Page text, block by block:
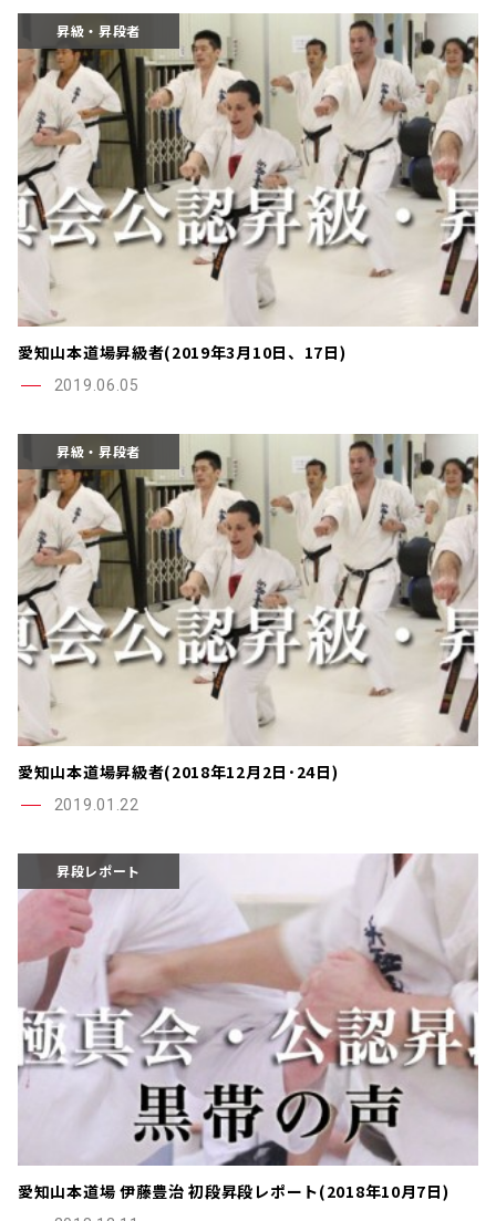
昇級・昇段者
愛知山本道場昇級者(2019年3月10日、17日)
2019.06.05
昇級・昇段者
愛知山本道場昇級者(2018年12月2日･24日)
2019.01.22
昇段レポート
愛知山本道場 伊藤豊治 初段昇段レポート(2018年10月7日)